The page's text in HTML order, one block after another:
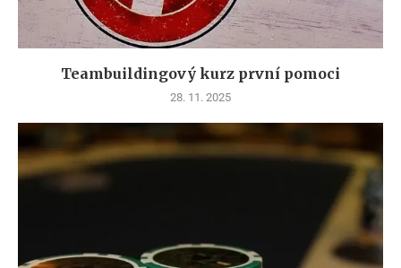
Teambuildingový kurz první pomoci
28. 11. 2025